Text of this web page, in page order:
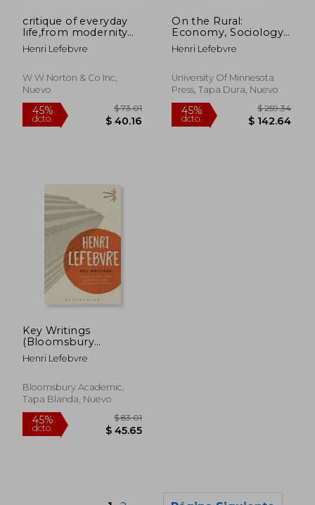
critique of everyday
life,from modernity
to modernism
(towards a
daily life)
Henri Lefebvre
W W Norton & Co Inc,
Nuevo
On the Rural:
Economy, Sociology,
Geography (en
Inglés)
Henri Lefebvre
University Of Minnesota
Press, Tapa Dura, Nuevo
Key Writings
(Bloomsbury
Revelations)
Henri Lefebvre
Bloomsbury Academic,
Tapa Blanda, Nuevo